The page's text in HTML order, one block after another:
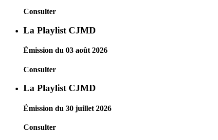
Consulter
La Playlist CJMD
Émission du 03 août 2026
Consulter
La Playlist CJMD
Émission du 30 juillet 2026
Consulter